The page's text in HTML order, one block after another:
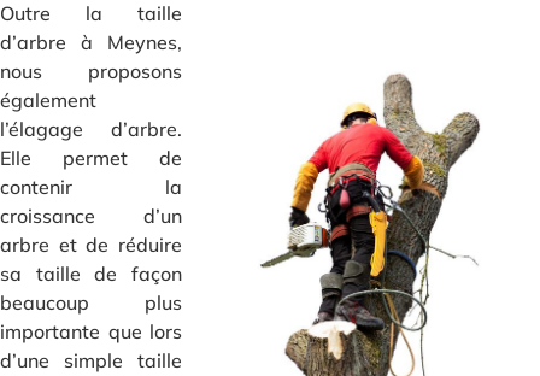
Outre la taille
d’arbre à Meynes,
nous proposons
également
l’élagage d’arbre.
Elle permet de
contenir la
croissance d’un
arbre et de réduire
sa taille de façon
beaucoup plus
importante que lors
d’une simple taille